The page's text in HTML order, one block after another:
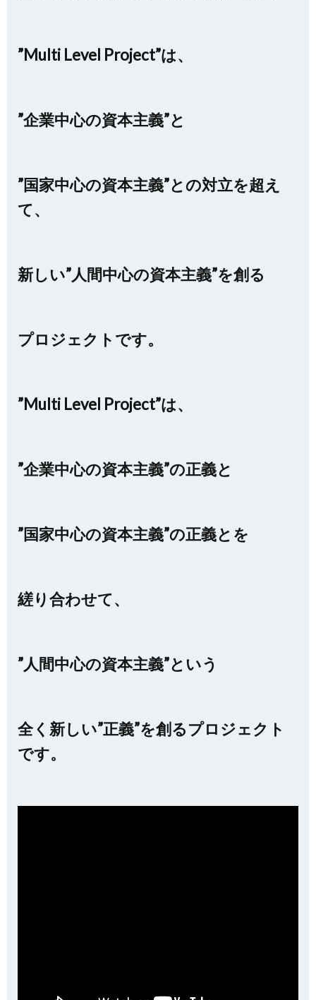
”Multi Level Project”は、
”企業中心の資本主義”と
”国家中心の資本主義”との対立を超え
て、
新しい”人間中心の資本主義”を創る
プロジェクトです。
”Multi Level Project”は、
”企業中心の資本主義”の正義と
”国家中心の資本主義”の正義とを
縒り合わせて、
”人間中心の資本主義”という
全く新しい”正義”を創るプロジェクト
です。